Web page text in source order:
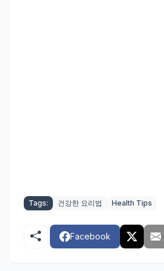
Tags: 건강한 요리법 Health Tips
Facebook